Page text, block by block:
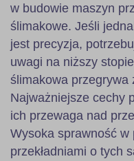
w budowie maszyn
ślimakowe. Jeśli
jest precyzja,
uwagi na niższy
ślimakowa przegrywa
Najważniejsze cechy
ich przewaga nad
Wysoka sprawność w
przekładniami o tych